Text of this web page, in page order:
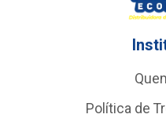
Política de